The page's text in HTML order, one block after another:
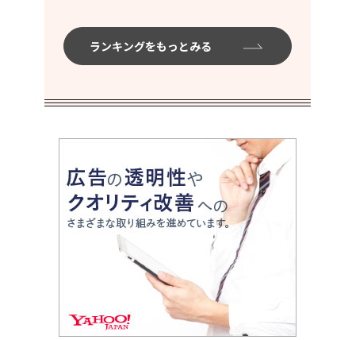
ランキングをもっとみる